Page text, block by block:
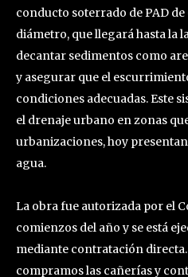
conducto soterrado de PAD
diámetro, que llegará hasta la
decantar sedimentos como
y asegurar que el
condiciones adecuadas. Este
el drenaje urbano en zonas
urbanizaciones, hoy
agua.
La obra fue autorizada por el
comienzos del año y se está
mediante contratación
compramos las cañerías y